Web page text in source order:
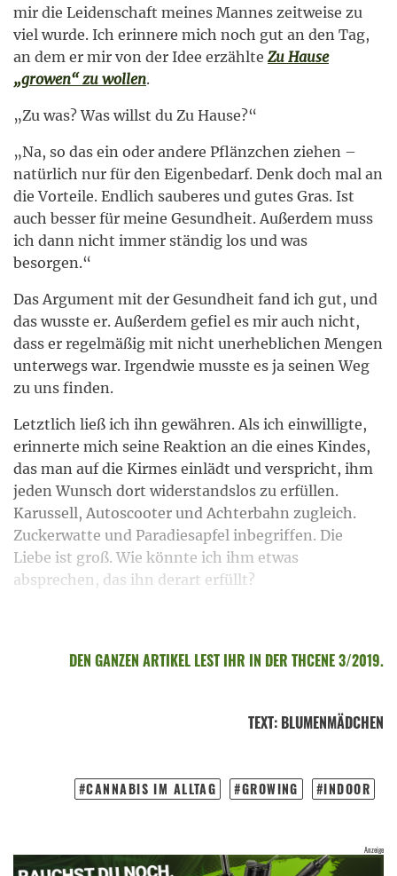
mir die Leidenschaft meines Mannes zeitweise zu
viel wurde. Ich erinnere mich noch gut an den Tag,
an dem er mir von der Idee erzählte Zu Hause
„growen“ zu wollen.
„Zu was? Was willst du Zu Hause?“
„Na, so das ein oder andere Pflänzchen ziehen –
natürlich nur für den Eigenbedarf. Denk doch mal an
die Vorteile. Endlich sauberes und gutes Gras. Ist
auch besser für meine Gesundheit. Außerdem muss
ich dann nicht immer ständig los und was
besorgen.“
Das Argument mit der Gesundheit fand ich gut, und
das wusste er. Außerdem gefiel es mir auch nicht,
dass er regelmäßig mit nicht unerheblichen Mengen
unterwegs war. Irgendwie musste es ja seinen Weg
zu uns finden.
Letztlich ließ ich ihn gewähren. Als ich einwilligte,
erinnerte mich seine Reaktion an die eines Kindes,
das man auf die Kirmes einlädt und verspricht, ihm
jeden Wunsch dort widerstandslos zu erfüllen.
Karussell, Autoscooter und Achterbahn zugleich.
Zuckerwatte und Paradiesapfel inbegriffen. Die
Liebe ist groß. Wie könnte ich ihm etwas
absprechen, das ihn derart erfüllt?
DEN GANZEN ARTIKEL LEST IHR IN DER THCENE 3/2019.
TEXT: BLUMENMÄDCHEN
CANNABIS IM ALLTAG GROWING INDOOR